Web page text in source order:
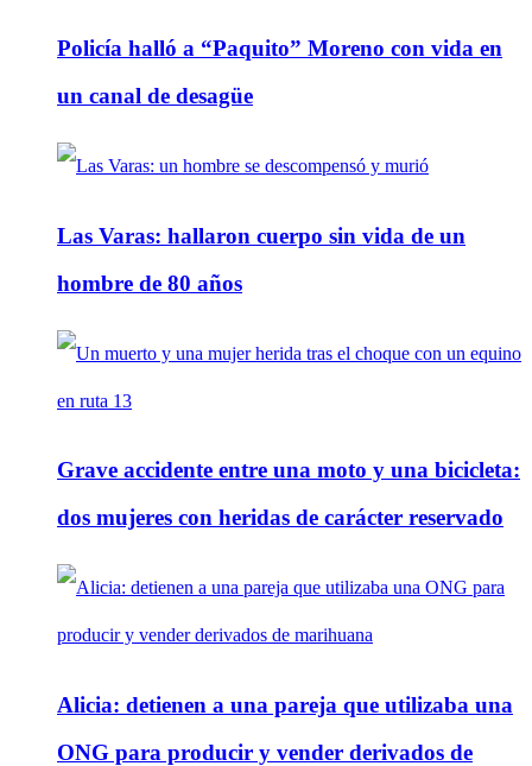
Policía halló a “Paquito” Moreno con vida en
un canal de desagüe
Las Varas: hallaron cuerpo sin vida de un
hombre de 80 años
Grave accidente entre una moto y una bicicleta:
dos mujeres con heridas de carácter reservado
Alicia: detienen a una pareja que utilizaba una
ONG para producir y vender derivados de